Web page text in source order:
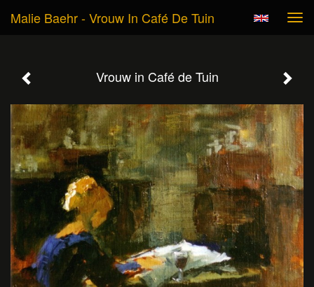
Malie Baehr - Vrouw In Café De Tuin
Vrouw in Café de Tuin